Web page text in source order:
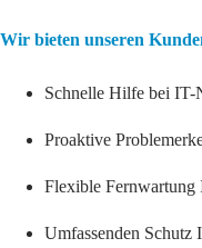
Wir bieten unseren
Schnelle Hilfe bei IT-
Proaktive
Flexible Fernwartung
Umfassenden Schutz